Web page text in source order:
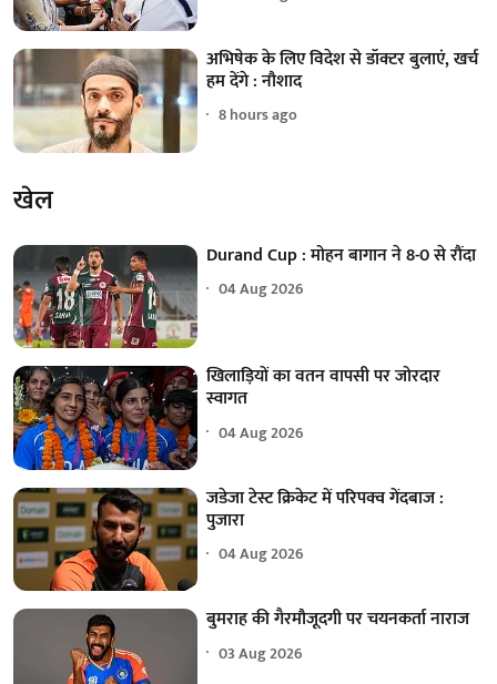
अभिषेक के लिए विदेश से डॉक्टर बुलाएं, खर्च
हम देंगे : नौशाद
8 hours ago
खेल
Durand Cup : मोहन बागान ने 8-0 से रौंदा
04 Aug 2026
खिलाड़ियों का वतन वापसी पर जोरदार
स्वागत
04 Aug 2026
जडेजा टेस्ट क्रिकेट में परिपक्व गेंदबाज :
पुजारा
04 Aug 2026
बुमराह की गैरमौजूदगी पर चयनकर्ता नाराज
03 Aug 2026